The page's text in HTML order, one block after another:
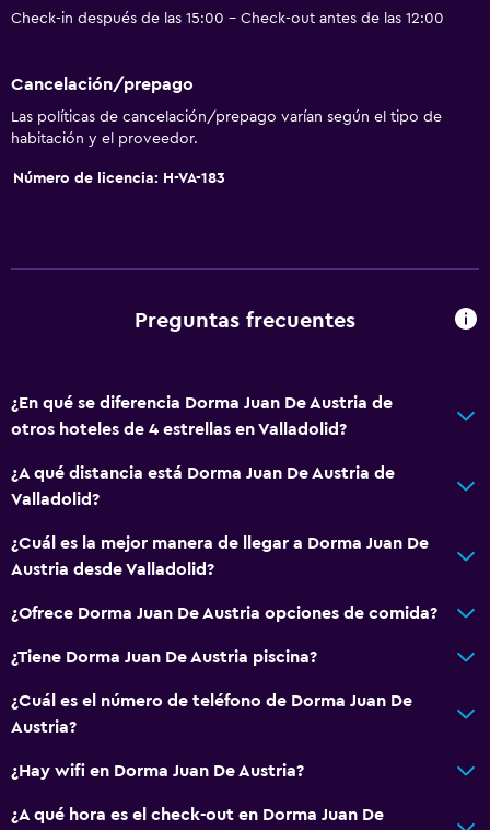
Check-in después de las 15:00 - Check-out antes de las 12:00
Cancelación/prepago
Las políticas de cancelación/prepago varían según el tipo de
habitación y el proveedor.
Número de licencia: H-VA-183
Preguntas frecuentes
¿En qué se diferencia Dorma Juan De Austria de
otros hoteles de 4 estrellas en Valladolid?
¿A qué distancia está Dorma Juan De Austria de
Valladolid?
¿Cuál es la mejor manera de llegar a Dorma Juan De
Austria desde Valladolid?
¿Ofrece Dorma Juan De Austria opciones de comida?
¿Tiene Dorma Juan De Austria piscina?
¿Cuál es el número de teléfono de Dorma Juan De
Austria?
¿Hay wifi en Dorma Juan De Austria?
¿A qué hora es el check-out en Dorma Juan De